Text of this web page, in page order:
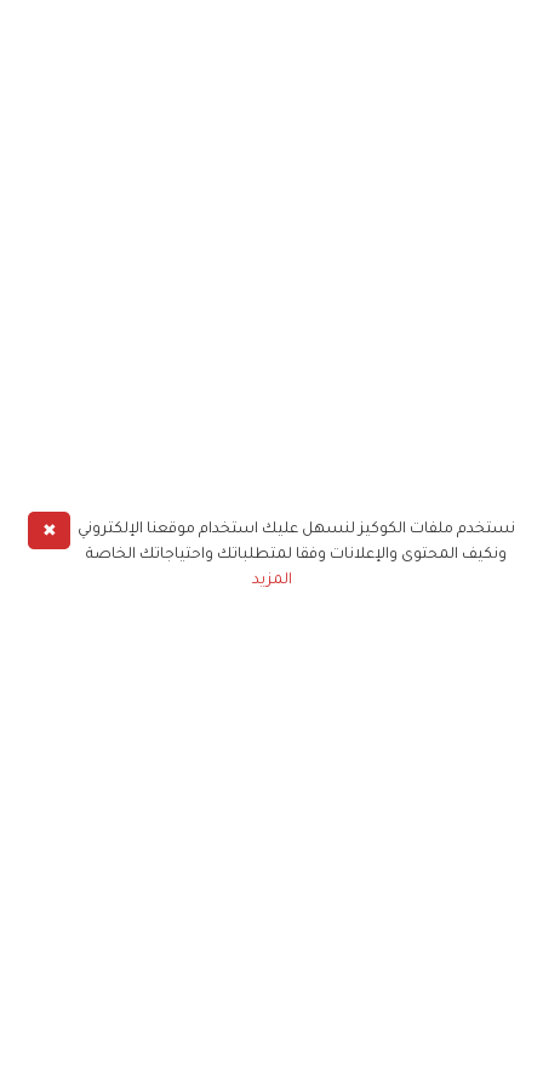
✖
نستخدم ملفات الكوكيز لنسهل عليك استخدام موقعنا الإلكتروني
ونكيف المحتوى والإعلانات وفقا لمتطلباتك واحتياجاتك الخاصة
المزيد